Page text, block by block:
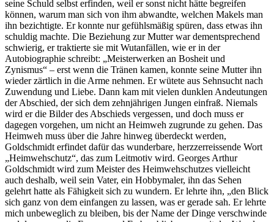
seine Schuld selbst erfinden, weil er sonst nicht hätte begreifen
können, warum man sich von ihm abwandte, welchen Makels man
ihn bezichtigte. Er konnte nur gefühlsmäßig spüren, dass etwas ihn
schuldig machte. Die Beziehung zur Mutter war dementsprechend
schwierig, er traktierte sie mit Wutanfällen, wie er in der
Autobiographie schreibt: „Meisterwerken an Bosheit und
Zynismus“ – erst wenn die Tränen kamen, konnte seine Mutter ihn
wieder zärtlich in die Arme nehmen. Er wütete aus Sehnsucht nach
Zuwendung und Liebe. Dann kam mit vielen dunklen Andeutungen
der Abschied, der sich dem zehnjährigen Jungen einfraß. Niemals
wird er die Bilder des Abschieds vergessen, und doch muss er
dagegen vorgehen, um nicht an Heimweh zugrunde zu gehen. Das
Heimweh muss über die Jahre hinweg überdeckt werden,
Goldschmidt erfindet dafür das wunderbare, herzzerreissende Wort
„Heimwehschutz“, das zum Leitmotiv wird. Georges Arthur
Goldschmidt wird zum Meister des Heimwehschutzes vielleicht
auch deshalb, weil sein Vater, ein Hobbymaler, ihn das Sehen
gelehrt hatte als Fähigkeit sich zu wundern. Er lehrte ihn, „den Blick
sich ganz von dem einfangen zu lassen, was er gerade sah. Er lehrte
mich unbeweglich zu bleiben, bis der Name der Dinge verschwinde